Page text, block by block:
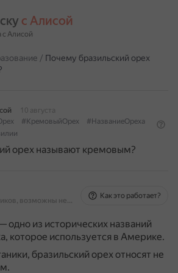
с Алисой
с Алисой
/ Почему бразильский орех
10 августа
#КремовыйОрех
#НазваниеОреха
орех называют кремовым?
На основе источников, возможны неточности
Как это работает?
из исторических названий
которое используется в Америке.
бразильский орех относят не